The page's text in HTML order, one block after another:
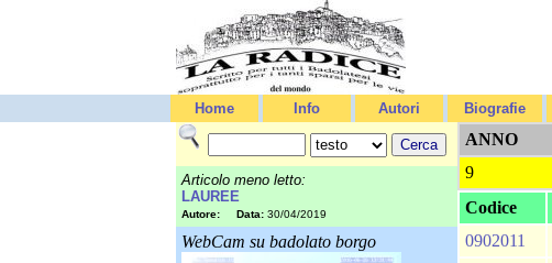
Home Info Autori Biografie
Articolo meno letto:
LAUREE
Autore: Data: 30/04/2019
WebCam su badolato borgo
ANNO
9
Codice
0902011